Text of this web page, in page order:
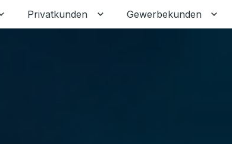
Untermenü für Erneuerbare Energien umschalten
Privatkunden Untermenü für
Gewerbekunden